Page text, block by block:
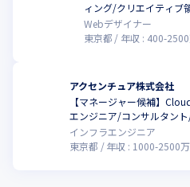
ィング/クリエイティブ
Webデザイナー
東京都
年収 : 400-2500
アクセンチュア株式会社
【マネージャー候補】
エンジニア/コンサルタン
インフラエンジニア
東京都
年収 : 1000-2500